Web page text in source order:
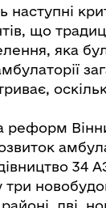
наступні
що
яка
34
три